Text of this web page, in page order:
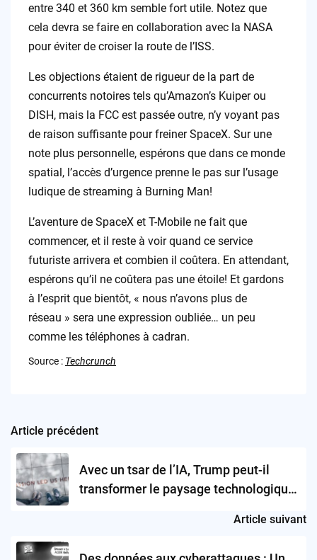
entre 340 et 360 km semble fort utile. Notez que
cela devra se faire en collaboration avec la NASA
pour éviter de croiser la route de l’ISS.
Les objections étaient de rigueur de la part de
concurrents notoires tels qu’Amazon’s Kuiper ou
DISH, mais la FCC est passée outre, n’y voyant pas
de raison suffisante pour freiner SpaceX. Sur une
note plus personnelle, espérons que dans ce monde
spatial, l’accès d’urgence prenne le pas sur l’usage
ludique de streaming à Burning Man!
L’aventure de SpaceX et T-Mobile ne fait que
commencer, et il reste à voir quand ce service
futuriste arrivera et combien il coûtera. En attendant,
espérons qu’il ne coûtera pas une étoile! Et gardons
à l’esprit que bientôt, « nous n’avons plus de
réseau » sera une expression oubliée… un peu
comme les téléphones à cadran.
Source : Techcrunch
Post
navigation
Article précédent
Avec un tsar de l’IA, Trump peut-il
transformer le paysage technologique
Article suivant